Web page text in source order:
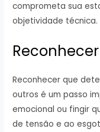
comprometa sua
objetividade técnica.
Reconhecer que
outros é um passo
emocional ou fingir
de tensão e ao